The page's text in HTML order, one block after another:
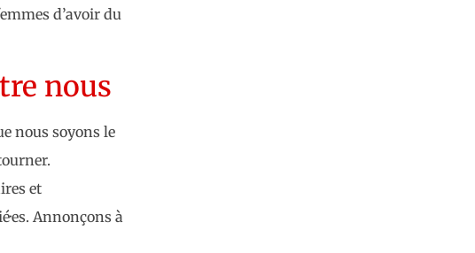
d’avoir du
nous
nous soyons le
et
Annonçons à